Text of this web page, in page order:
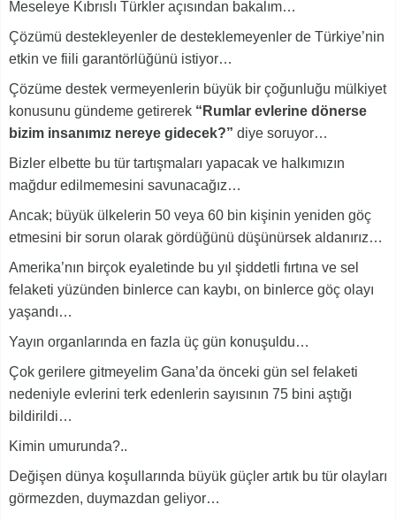
Meseleye Kıbrıslı Türkler açısından bakalım…
Çözümü destekleyenler de desteklemeyenler de Türkiye’nin
etkin ve fiili garantörlüğünü istiyor…
Çözüme destek vermeyenlerin büyük bir çoğunluğu mülkiyet
konusunu gündeme getirerek “Rumlar evlerine dönerse
bizim insanımız nereye gidecek?” diye soruyor…
Bizler elbette bu tür tartışmaları yapacak ve halkımızın
mağdur edilmemesini savunacağız…
Ancak; büyük ülkelerin 50 veya 60 bin kişinin yeniden göç
etmesini bir sorun olarak gördüğünü düşünürsek aldanırız…
Amerika’nın birçok eyaletinde bu yıl şiddetli fırtına ve sel
felaketi yüzünden binlerce can kaybı, on binlerce göç olayı
yaşandı…
Yayın organlarında en fazla üç gün konuşuldu…
Çok gerilere gitmeyelim Gana’da önceki gün sel felaketi
nedeniyle evlerini terk edenlerin sayısının 75 bini aştığı
bildirildi…
Kimin umurunda?..
Değişen dünya koşullarında büyük güçler artık bu tür olayları
görmezden, duymazdan geliyor…